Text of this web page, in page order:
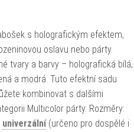
Kč.
26 Kč.
s holografickým efektem,
oslavu nebo párty.
tvary a barvy – holografická bílá,
a modrá. Tuto efektní sadu
kombinovat s dalšími
Multicolor párty. Rozměry:
univerzální(určeno pro dospělé i